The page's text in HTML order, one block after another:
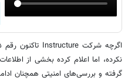
نکرده، اما اعلام کرده بخشی از
گرفته و بررسی‌های امنیتی همچنان